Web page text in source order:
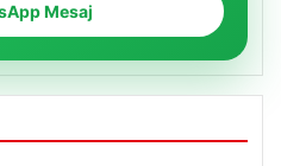
Mesaj